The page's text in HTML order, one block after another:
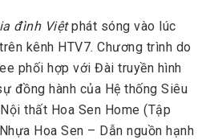
đình Việtphát sóng vào lúc
kênh HTV7. Chương trình do
phối hợp với Đài truyền hình
đồng hành của Hệ thống Siêu
thất Hoa Sen Home (Tập
Hoa Sen – Dẫn nguồn hạnh